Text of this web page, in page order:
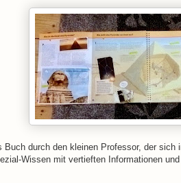
Buch durch den kleinen Professor, der sich
Wissen mit vertieften Informationen